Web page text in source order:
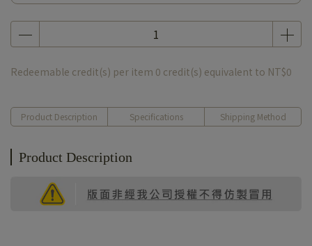
Redeemable credit(s) per item 0 credit(s) equivalent to NT$0
Product Description Specifications Shipping Method
Product Description